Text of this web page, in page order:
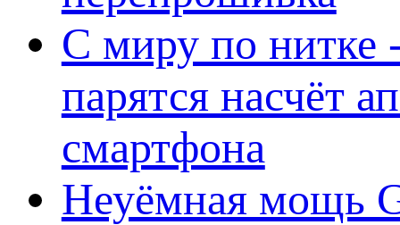
С миру по нитке
парятся насчёт
смартфона
Неуёмная мощь